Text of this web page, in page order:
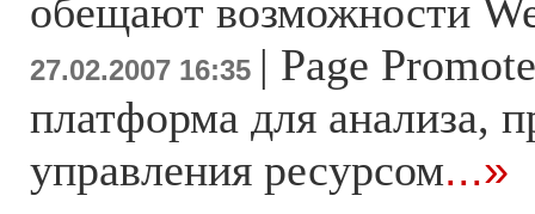
обещают возможности
27.02.2007 16:35 | Page
платформа для анализа,
управления ресурсом...»